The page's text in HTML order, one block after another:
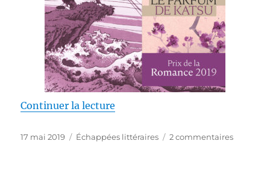
Continuer la lecture
Publié
17 mai 2019 Catégories
Échappées littéraires 2 commentairessur